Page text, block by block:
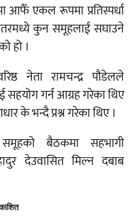
आफैँ एकल रूपमा प्रतिस्पर्धा
कुन समूहलाई सघाउने
हो ।
नेता रामचन्द्र पौडेलले
गर्न आग्रह गरेका थिए
के भन्दै प्रश्न गरेका थिए ।
बैठकमा सहभागी
देउवासित मिल्न दबाब